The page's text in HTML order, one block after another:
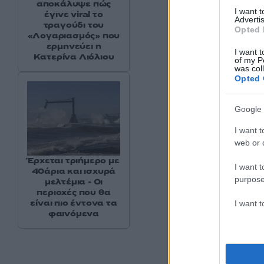
I want
Opted
I want
of my
was
Opted
Google
I want
web or
I want
I want
αποκάλυψε πώς
έγινε viral το
τραγούδι του
«Λογαριασμός» που
ερμηνεύει η
Κατερίνα Λιόλιου
Έρχεται τριήμερο με
40άρια και ισχυρά
μελτέμια - Οι
περιοχές που θα
είναι πιο έντονα τα
φαινόμενα